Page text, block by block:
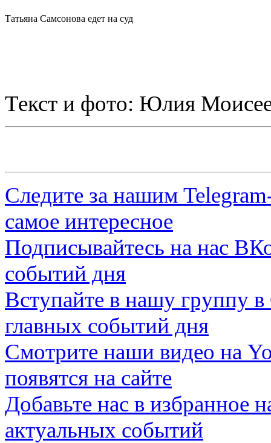
Татьяна Самсонова едет на суд
Текст и фото: Юлия
Следите за нашим
самое интересное
Подписывайтесь на нас
событий дня
Вступайте в нашу группу в
главных событий дня
Смотрите наши видео на
появятся на сайте
Добавьте нас в избранное
актуальных событий